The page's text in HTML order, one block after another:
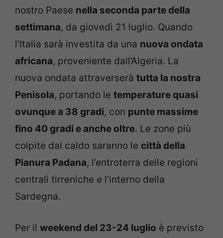
nostro Paese nella seconda parte della
settimana, da giovedì 21 luglio. Quando
l’Italia sarà investita da una nuova ondata
africana, proveniente dall’Algeria. La
nuova ondata attraverserà tutta la nostra
Penisola, portando le temperature quasi
ovunque a 38 gradi, con punte massime
fino 40 gradi e anche oltre. Le zone più
colpite dal caldo saranno le città della
Pianura Padana, l’entroterra delle regioni
centrali tirreniche e l’interno della
Sardegna.
Per il weekend del 23-24 luglio è previsto